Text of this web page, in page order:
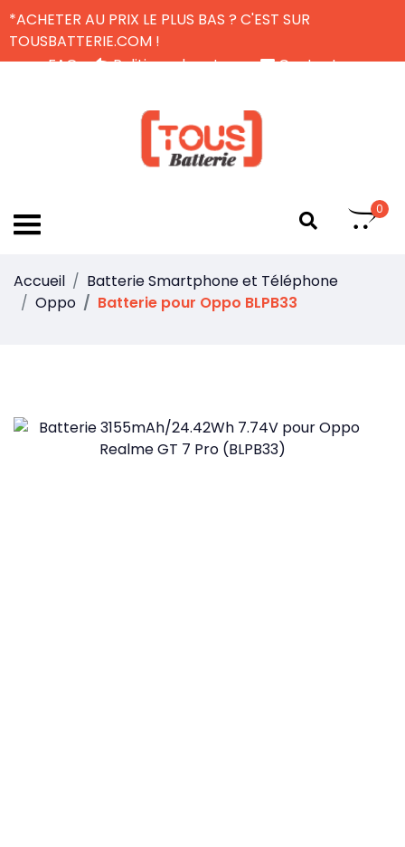
*ACHETER AU PRIX LE PLUS BAS ? C'EST SUR
TOUSBATTERIE.COM !
FAQ
Politique de retour
Contactez-nous
0
Accueil
Batterie Smartphone et Téléphone
Oppo
Batterie pour Oppo BLPB33